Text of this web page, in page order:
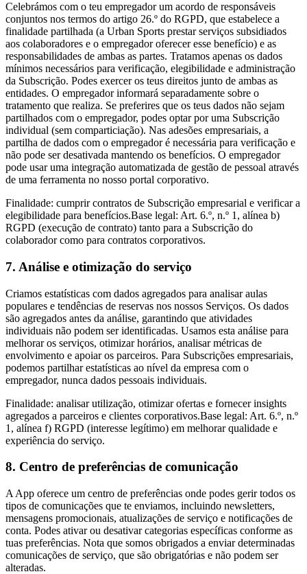
Celebrámos com o teu empregador um acordo de responsáveis
conjuntos nos termos do artigo 26.º do RGPD, que estabelece a
finalidade partilhada (a Urban Sports prestar serviços subsidiados
aos colaboradores e o empregador oferecer esse benefício) e as
responsabilidades de ambas as partes. Tratamos apenas os dados
mínimos necessários para verificação, elegibilidade e administração
da Subscrição. Podes exercer os teus direitos junto de ambas as
entidades. O empregador informará separadamente sobre o
tratamento que realiza. Se preferires que os teus dados não sejam
partilhados com o empregador, podes optar por uma Subscrição
individual (sem comparticiação). Nas adesões empresariais, a
partilha de dados com o empregador é necessária para verificação e
não pode ser desativada mantendo os benefícios. O empregador
pode usar uma integração automatizada de gestão de pessoal através
de uma ferramenta no nosso portal corporativo.
Finalidade: cumprir contratos de Subscrição empresarial e verificar a
elegibilidade para benefícios.Base legal: Art. 6.º, n.º 1, alínea b)
RGPD (execução de contrato) tanto para a Subscrição do
colaborador como para contratos corporativos.
7. Análise e otimização do serviço
Criamos estatísticas com dados agregados para analisar aulas
populares e tendências de reservas nos nossos Serviços. Os dados
são agregados antes da análise, garantindo que atividades
individuais não podem ser identificadas. Usamos esta análise para
melhorar os serviços, otimizar horários, analisar métricas de
envolvimento e apoiar os parceiros. Para Subscrições empresariais,
podemos partilhar estatísticas ao nível da empresa com o
empregador, nunca dados pessoais individuais.
Finalidade: analisar utilização, otimizar ofertas e fornecer insights
agregados a parceiros e clientes corporativos.Base legal: Art. 6.º, n.º
1, alínea f) RGPD (interesse legítimo) em melhorar qualidade e
experiência do serviço.
8. Centro de preferências de comunicação
A App oferece um centro de preferências onde podes gerir todos os
tipos de comunicações que te enviamos, incluindo newsletters,
mensagens promocionais, atualizações de serviço e notificações de
conta. Podes ativar ou desativar categorias específicas conforme as
tuas preferências. Nota que somos obrigados a enviar determinadas
comunicações de serviço, que são obrigatórias e não podem ser
alteradas.